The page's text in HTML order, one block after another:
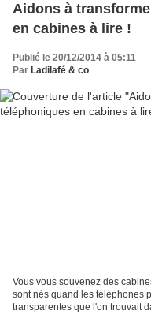
Aidons à
en cabines à lire !
Publié le 20/12/2014 à 05:11
Par Ladilafé & co
Vous vous souvenez des
sont nés quand les téléphones
transparentes que l'on trouvait